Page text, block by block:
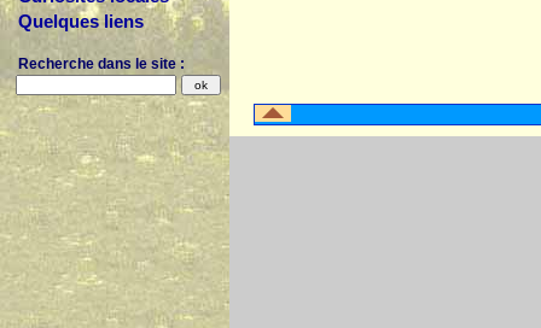
Quelques liens
Recherche dans le site :